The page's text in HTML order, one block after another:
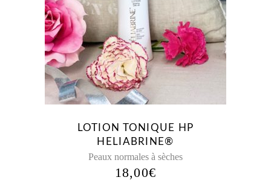
LOTION TONIQUE HP
HELIABRINE®
Peaux normales à sèches
18,00€